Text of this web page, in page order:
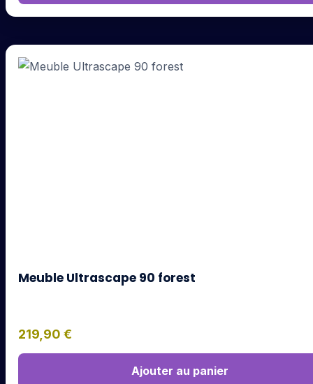
Meuble Ultrascape 90 forest
219,90 €
Ajouter au panier